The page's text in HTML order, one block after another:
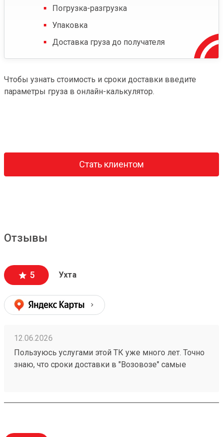
Погрузка-разгрузка
Упаковка
Доставка груза до получателя
Чтобы узнать стоимость и сроки доставки введите
параметры груза в онлайн-калькулятор.
Стать клиентом
Отзывы
5 Ухта
12.06.2026
Пользуюсь услугами этой ТК уже много лет. Точно
знаю, что сроки доставки в "Возовозе" самые
доставки везде постоянно растет, именно в